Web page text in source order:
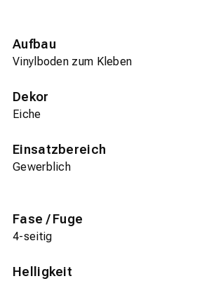
Aufbau
Vinylboden zum Kleben
Dekor
Eiche
Einsatzbereich
Gewerblich
Fase / Fuge
4-seitig
Helligkeit